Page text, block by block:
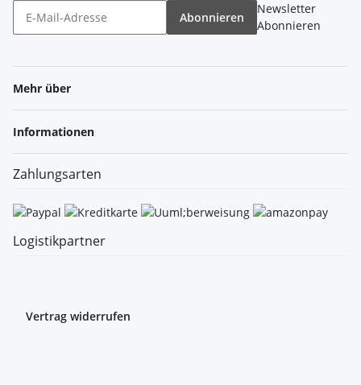
Abonnieren
Newsletter
Abonnieren
Mehr über
Informationen
Zahlungsarten
Logistikpartner
Vertrag widerrufen